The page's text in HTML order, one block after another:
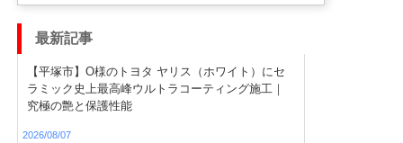
最新記事
【平塚市】O様のトヨタ ヤリス（ホワイト）にセ
ラミック史上最高峰ウルトラコーティング施工｜
究極の艶と保護性能
2026/08/07